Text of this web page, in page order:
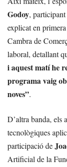
Godoy,
explicat en
Cambra de
laboral, detallant
i aquest matí he
programa vaig
noves”.
D’altra banda, els
tecnològiques
participació de
Artificial de la